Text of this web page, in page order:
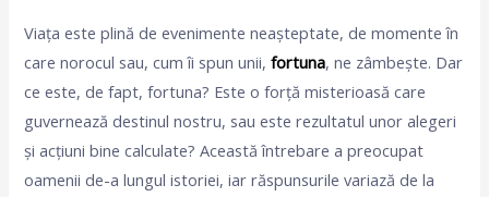
Viața este plină de evenimente neașteptate, de momente în
care norocul sau, cum îi spun unii,fortuna, ne zâmbește. Dar
ce este, de fapt, fortuna? Este o forță misterioasă care
guvernează destinul nostru, sau este rezultatul unor alegeri
și acțiuni bine calculate? Această întrebare a preocupat
oamenii de-a lungul istoriei, iar răspunsurile variază de la